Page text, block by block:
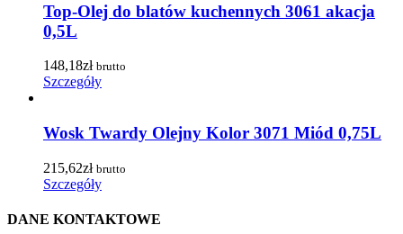
Top-Olej do blatów kuchennych 3061 akacja
0,5L
148,18zł brutto
Szczegóły
Wosk Twardy Olejny Kolor 3071 Miód 0,75L
215,62zł brutto
Szczegóły
DANE KONTAKTOWE